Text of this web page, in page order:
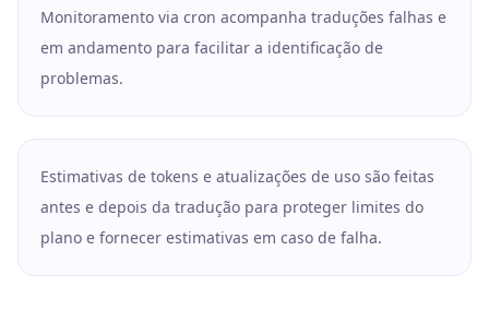
Monitoramento via cron acompanha traduções falhas e
em andamento para facilitar a identificação de
problemas.
Estimativas de tokens e atualizações de uso são feitas
antes e depois da tradução para proteger limites do
plano e fornecer estimativas em caso de falha.